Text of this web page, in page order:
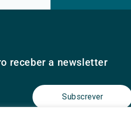
receber a newsletter
Subscrever